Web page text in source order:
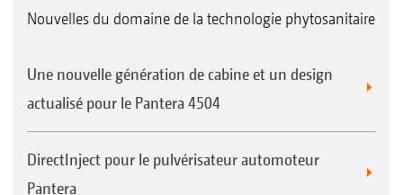
Nouvelles du domaine de la technologie phytosanitaire
Une nouvelle génération de cabine et un design
actualisé pour le Pantera 4504
DirectInject pour le pulvérisateur automoteur
Pantera